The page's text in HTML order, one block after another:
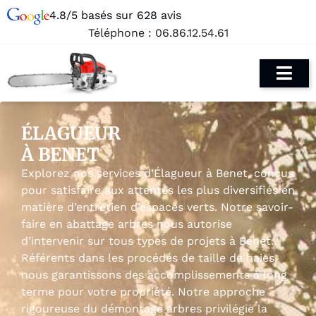
4.8/5 basés sur 628 avis
Téléphone : 06.86.12.54.61
ÉLAGUEUR
À BENET
Explorez nos services d’Élagueur à Benet, conçus
pour satisfaire aux attentes les plus diversifiés en
matière d’entretien d’espaces verts. Notre savoir-
faire en abattage arbres nous autorise
d’intervenir sur tous types de projets à Benet.
Référents dans les procédés de taille de haies,
nous garantissons des accomplissements à long
terme pour votre propriété. Notre approche
rigoureuse du démontage arbres privilégie la